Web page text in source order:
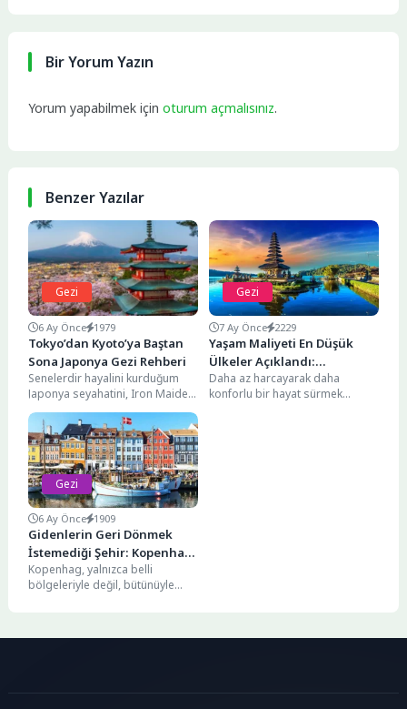
Bir Yorum Yazın
Yorum yapabilmek içinoturum açmalısınız.
Benzer Yazılar
Gezi
6 Ay Önce 1979
Tokyo’dan Kyoto’ya Baştan
Sona Japonya Gezi Rehberi
Senelerdir hayalini kurduğum
Japonya seyahatini, Iron Maiden
turnesi bahanesiyle Eylül 2024
sonunda gerçekleştirme şansı
yakaladım....
Gezi
7 Ay Önce 2229
Yaşam Maliyeti En Düşük
Ülkeler Açıklandı:
International Living’e Göre
2026’da En Ucuz 11 Ülke
Daha az harcayarak daha
konforlu bir hayat sürmek
Gezi
6 Ay Önce 1909
Gidenlerin Geri Dönmek
İstemediği Şehir: Kopenhag
Gezi Rehberi
Kopenhag, yalnızca belli
bölgeleriyle değil, bütünüyle